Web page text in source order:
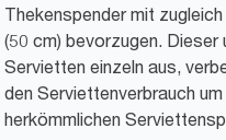
Thekenspender mit
(50 cm) bevorzugen. Dieser
Servietten einzeln aus,
den Serviettenverbrauch
herkömmlichen